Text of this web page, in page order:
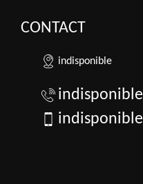
CONTACT
indisponible
indisponible
indisponible